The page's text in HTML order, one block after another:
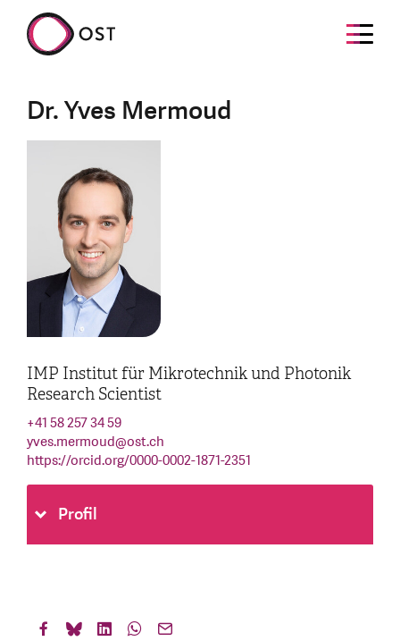
Dr. Yves Mermoud
IMP Institut für Mikrotechnik und Photonik
Research Scientist
+41 58 257 34 59
yves.mermoud@ost.ch
https://orcid.org/0000-0002-1871-2351
Profil